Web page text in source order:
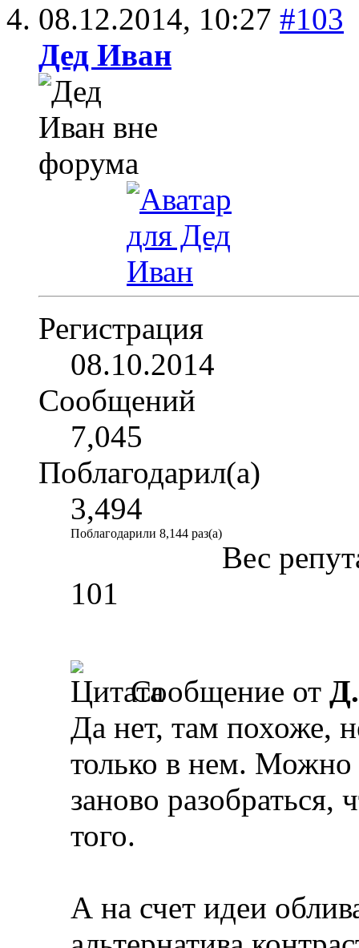
08.12.2014, 10:27 #103
Дед Иван
Регистрация
08.10.2014
Сообщений
7,045
Поблагодарил(а)
3,494
Поблагодарили 8,144 раз(а)
Вес
101
Сообщение от
Да нет, там похоже,
только в нем. Можно
заново
того.
А на счет идеи